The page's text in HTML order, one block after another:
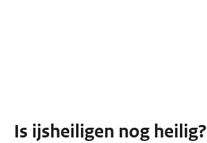
Is ijsheiligen nog heilig?